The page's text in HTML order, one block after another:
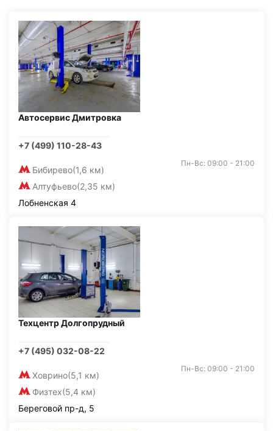
Автосервис Дмитровка
+7 (499) 110-28-43
Бибирево(1,6 км)
Алтуфьево(2,35 км)
Пн-Вс: 09:00 - 21:00
Лобненская 4
Техцентр Долгопрудный
+7 (495) 032-08-22
Ховрино(5,1 км)
Физтех(5,4 км)
Пн-Вс: 09:00 - 21:00
Береговой пр-д, 5